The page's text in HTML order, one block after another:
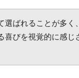
選ばれることが多く
喜びを視覚的に感じ